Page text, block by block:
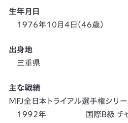
生年月日
1976年10月4日（46歳）
出身地
三重県
主な戦績
MFJ全日本トライアル選手権シリ
1992年 国際B級 チャン